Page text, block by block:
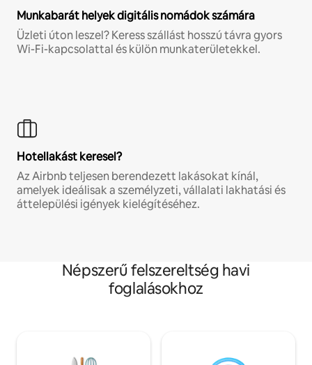
Munkabarát helyek digitális nomádok számára
Üzleti úton leszel? Keress szállást hosszú távra gyors
Wi-Fi-kapcsolattal és külön munkaterületekkel.
Hotellakást keresel?
Az Airbnb teljesen berendezett lakásokat kínál,
amelyek ideálisak a személyzeti, vállalati lakhatási és
áttelepülési igények kielégítéséhez.
Népszerű felszereltség havi
foglalásokhoz